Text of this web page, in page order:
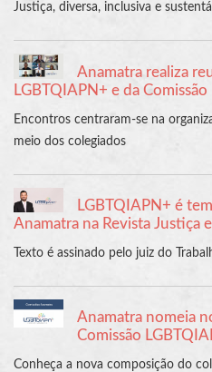
Justiça, diversa, inclusiva e
Anamatra realiza
LGBTQIAPN+ e da
Encontros centraram-se na
meio dos colegiados
LGBTQIAPN+ é
Anamatra na Revista Justiça
Texto é assinado pelo juiz do
Anamatra nomeia
Comissão
Conheça a nova composição do